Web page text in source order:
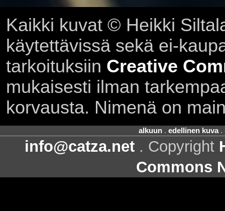
Kaikki kuvat © Heikki
käytettävissä sekä ei-
tarkoituksiin Creative
mukaisesti ilman
korvausta. Nimenä on
alkuun. edellinen kuva.
info@catza.net . Copyright
Commons